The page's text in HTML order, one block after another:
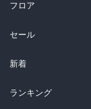
フロア
総合
ラノベ
雑誌・グラビア
セール
総合
ラノベ
新着
総合
ランキング